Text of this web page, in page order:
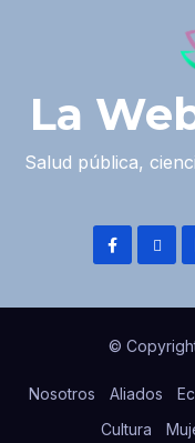
La
Salud pública,
©
Nosotros Aliados
Cultura